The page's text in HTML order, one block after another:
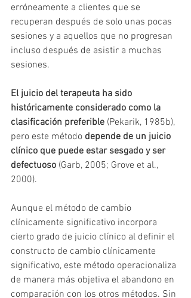
erróneamente a clientes que se
recuperan después de solo unas pocas
sesiones y a aquellos que no progresan
incluso después de asistir a muchas
sesiones.
El juicio del terapeuta ha sido
históricamente considerado como la
clasificación preferible (Pekarik, 1985b),
pero este método depende de un juicio
clínico que puede estar sesgado y ser
defectuoso (Garb, 2005; Grove et al.,
2000).
Aunque el método de cambio
clínicamente significativo incorpora
cierto grado de juicio clínico al definir el
constructo de cambio clínicamente
significativo, este método operacionaliza
de manera más objetiva el abandono en
comparación con los otros métodos. Sin